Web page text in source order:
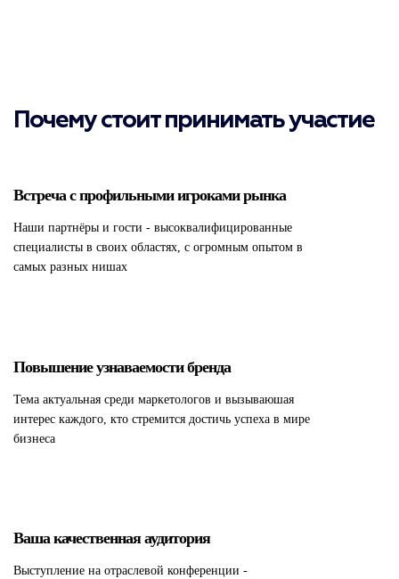
Почему стоит принимать участие
Встреча с профильными игроками рынка
Наши партнёры и гости - высоквалифицированные
специалисты в своих областях, с огромным опытом в
самых разных нишах
Повышение узнаваемости бренда
Тема актуальная среди маркетологов и вызываюшая
интерес каждого, кто стремится достичь успеха в мире
бизнеса
Ваша качественная аудитория
Выступление на отраслевой конференции -